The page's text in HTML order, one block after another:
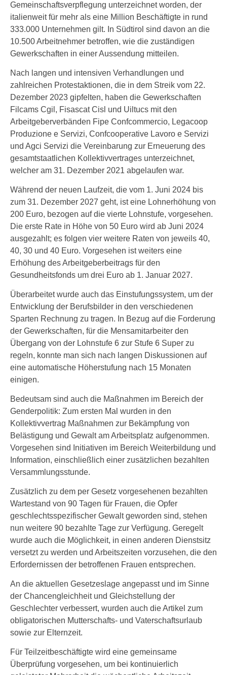
Gemeinschaftsverpflegung unterzeichnet worden, der
italienweit für mehr als eine Million Beschäftigte in rund
333.000 Unternehmen gilt. In Südtirol sind davon an die
10.500 Arbeitnehmer betroffen, wie die zuständigen
Gewerkschaften in einer Aussendung mitteilen.
Nach langen und intensiven Verhandlungen und
zahlreichen Protestaktionen, die in dem Streik vom 22.
Dezember 2023 gipfelten, haben die Gewerkschaften
Filcams Cgil, Fisascat Cisl und Uiltucs mit den
Arbeitgeberverbänden Fipe Confcommercio, Legacoop
Produzione e Servizi, Confcooperative Lavoro e Servizi
und Agci Servizi die Vereinbarung zur Erneuerung des
gesamtstaatlichen Kollektivvertrages unterzeichnet,
welcher am 31. Dezember 2021 abgelaufen war.
Während der neuen Laufzeit, die vom 1. Juni 2024 bis
zum 31. Dezember 2027 geht, ist eine Lohnerhöhung von
200 Euro, bezogen auf die vierte Lohnstufe, vorgesehen.
Die erste Rate in Höhe von 50 Euro wird ab Juni 2024
ausgezahlt; es folgen vier weitere Raten von jeweils 40,
40, 30 und 40 Euro. Vorgesehen ist weiters eine
Erhöhung des Arbeitgeberbeitrags für den
Gesundheitsfonds um drei Euro ab 1. Januar 2027.
Überarbeitet wurde auch das Einstufungssystem, um der
Entwicklung der Berufsbilder in den verschiedenen
Sparten Rechnung zu tragen. In Bezug auf die Forderung
der Gewerkschaften, für die Mensamitarbeiter den
Übergang von der Lohnstufe 6 zur Stufe 6 Super zu
regeln, konnte man sich nach langen Diskussionen auf
eine automatische Höherstufung nach 15 Monaten
einigen.
Bedeutsam sind auch die Maßnahmen im Bereich der
Genderpolitik: Zum ersten Mal wurden in den
Kollektivvertrag Maßnahmen zur Bekämpfung von
Belästigung und Gewalt am Arbeitsplatz aufgenommen.
Vorgesehen sind Initiativen im Bereich Weiterbildung und
Information, einschließlich einer zusätzlichen bezahlten
Versammlungsstunde.
Zusätzlich zu dem per Gesetz vorgesehenen bezahlten
Wartestand von 90 Tagen für Frauen, die Opfer
geschlechtsspezifischer Gewalt geworden sind, stehen
nun weitere 90 bezahlte Tage zur Verfügung. Geregelt
wurde auch die Möglichkeit, in einen anderen Dienstsitz
versetzt zu werden und Arbeitszeiten vorzusehen, die den
Erfordernissen der betroffenen Frauen entsprechen.
An die aktuellen Gesetzeslage angepasst und im Sinne
der Chancengleichheit und Gleichstellung der
Geschlechter verbessert, wurden auch die Artikel zum
obligatorischen Mutterschafts- und Vaterschaftsurlaub
sowie zur Elternzeit.
Für Teilzeitbeschäftigte wird eine gemeinsame
Überprüfung vorgesehen, um bei kontinuierlich